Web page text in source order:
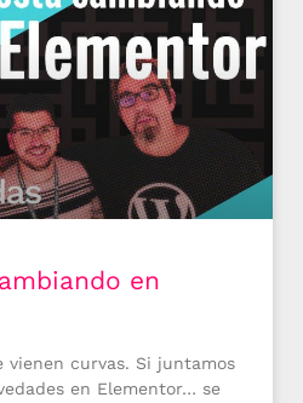
en
vienen curvas. Si juntamos
en Elementor… se